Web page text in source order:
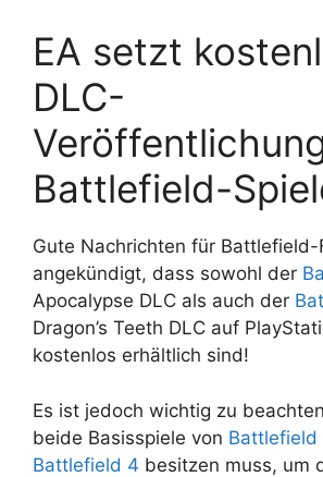
EA setzt
DLC-
Battlefield-
Gute Nachrichten für Battlefield-
angekündigt, dass sowohl der
Apocalypse DLC als auch der
Dragon’s Teeth DLC auf
kostenlos erhältlich sind!
Es ist jedoch wichtig zu
beide Basisspiele von Battlefield
Battlefield 4 besitzen muss, um